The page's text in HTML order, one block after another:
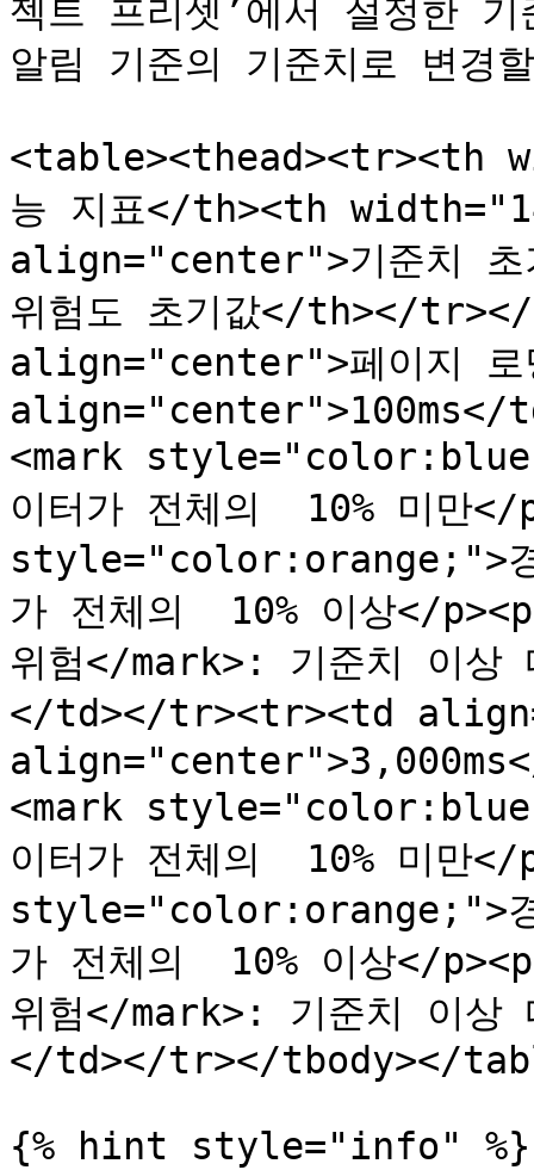
젝트 프리셋’에서 설정한
알림 기준의 기준치로 변경
<table><thead><tr><th
능 지표</th><th
align="center">기준치
위험도 초기값</th></
align="center">페이지 로
<mark
이터가 전체의  10% 미만</
style="color:orange;">경
가 전체의  10% 이상</
위험</mark>: 기준치 이상
</td></tr><tr><td
<mark
이터가 전체의  10% 미만</
style="color:orange;">경
가 전체의  10% 이상</
위험</mark>: 기준치 이상
</td></tr></tbody></
{% hint style="info" %}